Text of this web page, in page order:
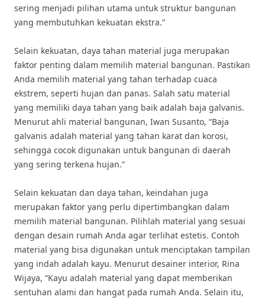
sering menjadi pilihan utama untuk struktur bangunan
yang membutuhkan kekuatan ekstra.”
Selain kekuatan, daya tahan material juga merupakan
faktor penting dalam memilih material bangunan. Pastikan
Anda memilih material yang tahan terhadap cuaca
ekstrem, seperti hujan dan panas. Salah satu material
yang memiliki daya tahan yang baik adalah baja galvanis.
Menurut ahli material bangunan, Iwan Susanto, “Baja
galvanis adalah material yang tahan karat dan korosi,
sehingga cocok digunakan untuk bangunan di daerah
yang sering terkena hujan.”
Selain kekuatan dan daya tahan, keindahan juga
merupakan faktor yang perlu dipertimbangkan dalam
memilih material bangunan. Pilihlah material yang sesuai
dengan desain rumah Anda agar terlihat estetis. Contoh
material yang bisa digunakan untuk menciptakan tampilan
yang indah adalah kayu. Menurut desainer interior, Rina
Wijaya, “Kayu adalah material yang dapat memberikan
sentuhan alami dan hangat pada rumah Anda. Selain itu,